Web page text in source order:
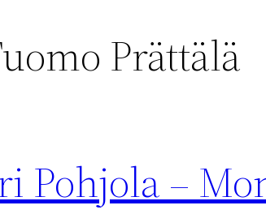
Prättälä
Pohjola –